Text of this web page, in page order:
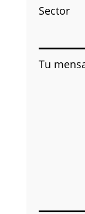
Sector
Tu